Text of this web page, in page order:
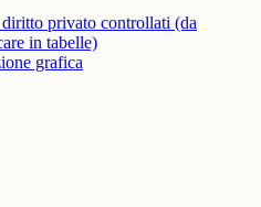
privato controllati (da
in tabelle)
grafica